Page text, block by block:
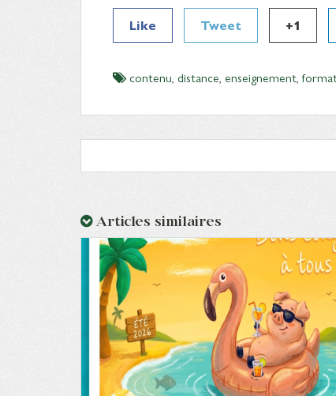
Like
Tweet +1
contenu, distance, enseignement,
Articles similaires